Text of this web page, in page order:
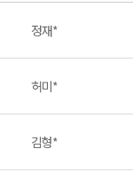
정재*
허미*
김형*